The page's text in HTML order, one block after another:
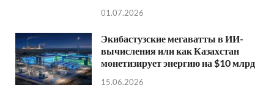
01.07.2026
Экибастузские мегаватты в ИИ-
вычисления или как Казахстан
монетизирует энергию на $10 млрд
15.06.2026